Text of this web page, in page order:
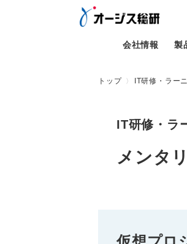
会社情報 製
トップ IT研修・ラー
IT研修・ラ
メンタ